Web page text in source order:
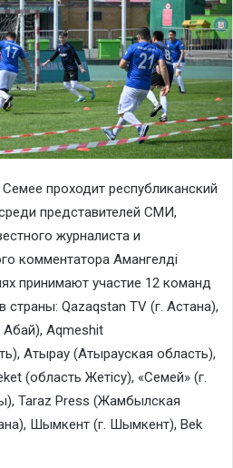
проходит республиканский
представителей СМИ,
журналиста и
комментатора Амангелді
принимают участие 12 команд
страны: Qazaqstan TV (г. Астана),
Aqmeshit
Атырау (Атырауская область),
(область Жетісу), «Семей» (г.
Taraz Press (Жамбылская
Шымкент (г. Шымкент), Bek